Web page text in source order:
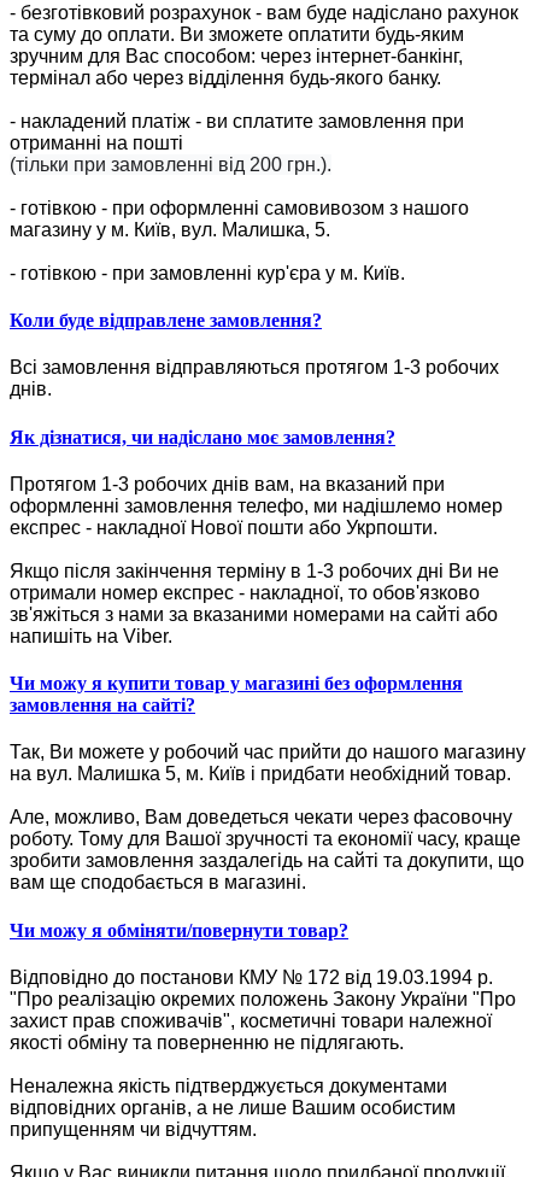
- безготівковий розрахунок - вам буде надіслано рахунок
та суму до оплати. Ви зможете оплатити будь-яким
зручним для Вас способом: через інтернет-банкінг,
термінал або через відділення будь-якого банку.
- накладений платіж - ви сплатите замовлення при
отриманні на пошті
(тільки при замовленні від 200 грн.).
- готівкою - при оформленні самовивозом з нашого
магазину у м. Київ, вул. Малишка, 5.
- готівкою - при замовленні кур'єра у м. Київ.
Коли буде відправлене замовлення?
Всі замовлення відправляються протягом 1-3 робочих
днів.
Як дізнатися, чи надіслано моє замовлення?
Протягом 1-3 робочих днів вам, на вказаний при
оформленні замовлення телефо, ми надішлемо номер
експрес - накладної Нової пошти або Укрпошти.
Якщо після закінчення терміну в 1-3 робочих дні Ви не
отримали номер експрес - накладної, то обов'язково
зв'яжіться з нами за вказаними номерами на сайті або
напишіть на Viber.
Чи можу я купити товар у магазині без оформлення
замовлення на сайті?
Так, Ви можете у робочий час прийти до нашого магазину
на вул. Малишка 5, м. Київ і придбати необхідний товар.
Але, можливо, Вам доведеться чекати через фасовочну
роботу. Тому для Вашої зручності та економії часу, краще
зробити замовлення заздалегідь на сайті та докупити, що
вам ще сподобається в магазині.
Чи можу я обміняти/повернути товар?
Відповідно до постанови КМУ № 172 від 19.03.1994 р.
"Про реалізацію окремих положень Закону України "Про
захист прав споживачів", косметичні товари належної
якості обміну та поверненню не підлягають.
Неналежна якість підтверджується документами
відповідних органів, а не лише Вашим особистим
припущенням чи відчуттям.
Якщо у Вас виникли питання щодо придбаної продукції,